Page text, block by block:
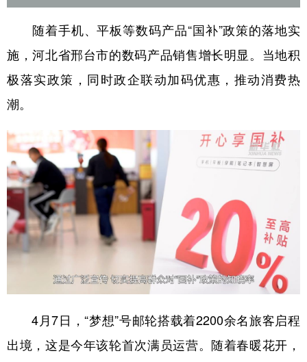
彩票 娱乐 时尚 悦读
公益 一带一路 亚太网 上市公司
地方频道
北京 天津
辽宁 吉林 上海 江苏
浙江 安徽 福建 江西
山东 河南 湖北 湖南
随着手机、平板等数码产品“国补”政策的落地实
施，河北省邢台市的数码产品销售增长明显。当地积
极落实政策，同时政企联动加码优惠，推动消费热
潮。
4月7日，“梦想”号邮轮搭载着2200余名旅客启程
出境，这是今年该轮首次满员运营。随着春暖花开，